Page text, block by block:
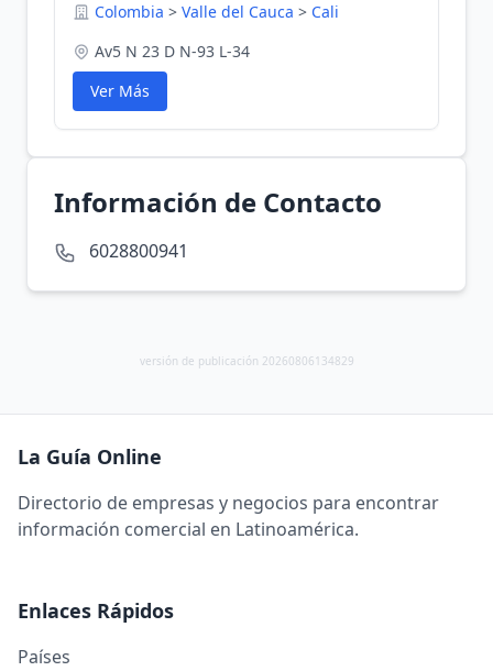
Colombia > Valle del Cauca > Cali
Av5 N 23 D N-93 L-34
Ver Más
Información de Contacto
6028800941
versión de publicación 20260806134829
La Guía Online
Directorio de empresas y negocios para encontrar
información comercial en Latinoamérica.
Enlaces Rápidos
Países